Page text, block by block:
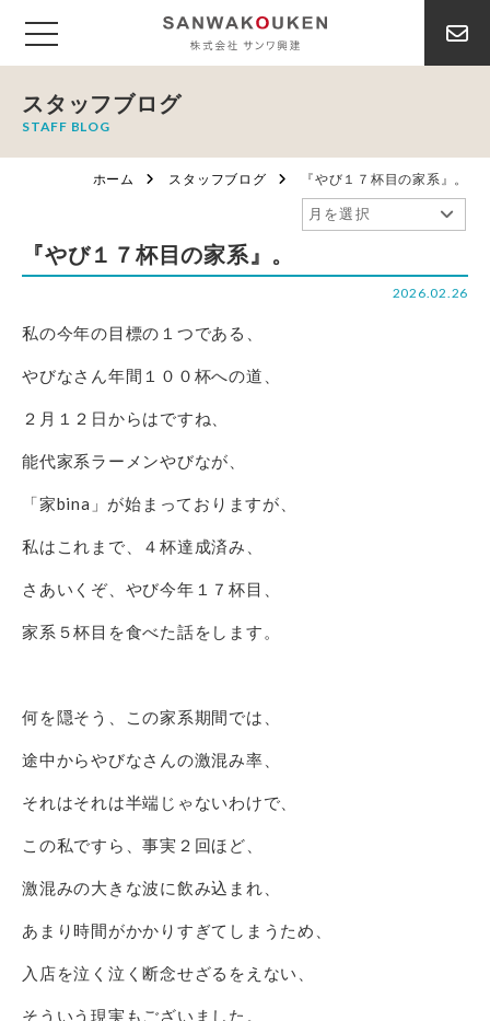
スタッフブログ
STAFF BLOG
ホーム スタッフブログ 『やび１７杯目の家系』。
『やび１７杯目の家系』。
2026.02.26
私の今年の目標の１つである、
やびなさん年間１００杯への道、
２月１２日からはですね、
能代家系ラーメンやびなが、
「家bina」が始まっておりますが、
私はこれまで、４杯達成済み、
さあいくぞ、やび今年１７杯目、
家系５杯目を食べた話をします。
何を隠そう、この家系期間では、
途中からやびなさんの激混み率、
それはそれは半端じゃないわけで、
この私ですら、事実２回ほど、
激混みの大きな波に飲み込まれ、
あまり時間がかかりすぎてしまうため、
入店を泣く泣く断念せざるをえない、
そういう現実もございました。